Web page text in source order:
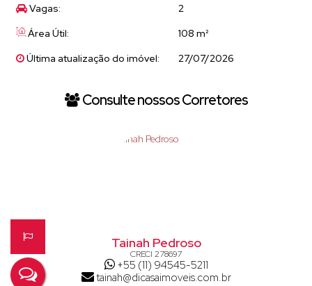
• Área de serviço independente
• 02 vagas de garagem cobertas
🌟Diferenciais do condomínio:
📍Localização privilegiada:
Ao lado da Alameda Prof. Lucas Nogueira Garcez,
com fácil acesso a comércios, restaurantes e
Vagas:
2
Área Útil:
108 m²
Última atualização do imóvel:
27/07/2026
Consulte nossos Corretores
Tainah Pedroso
CRECI 278697
+55 (11) 94545-5211
tainah@dicasaimoveis.com.br